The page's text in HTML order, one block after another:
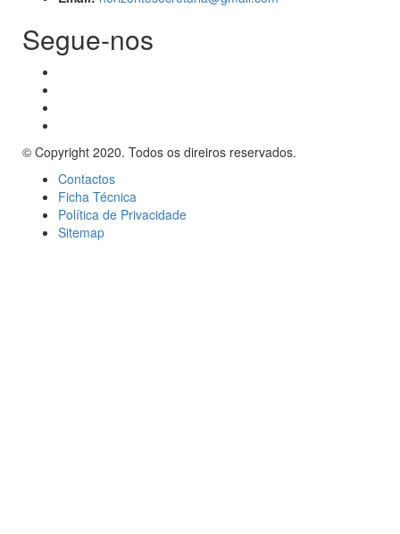
Segue-nos
© Copyright 2020. Todos os direiros reservados.
Contactos
Ficha Técnica
Política de Privacidade
Sitemap